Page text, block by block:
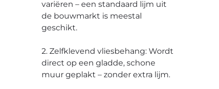
variëren – een standaard lijm uit
de bouwmarkt is meestal
geschikt.
2. Zelfklevend vliesbehang: Wordt
direct op een gladde, schone
muur geplakt – zonder extra lijm.